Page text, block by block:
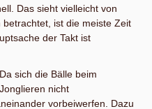
Das sieht vielleicht von
ist die meiste Zeit
der Takt ist
Da sich die Bälle beim
Jonglieren nicht
vorbeiwerfen. Dazu